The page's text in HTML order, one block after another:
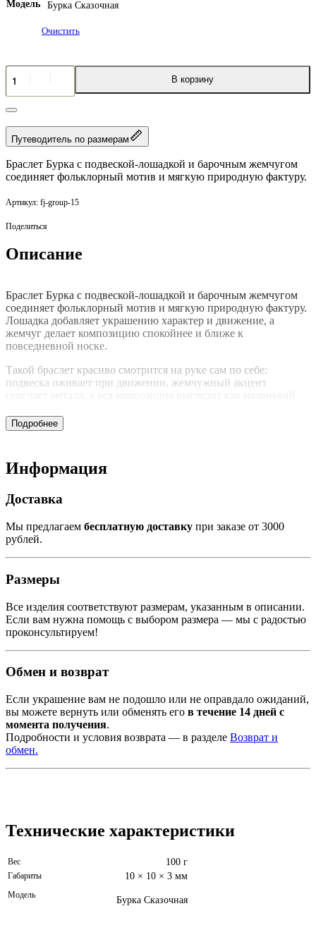
Модель Бурка Сказочная
Очистить
Количество
товара
Браслет
Бурка
подвеской
лошадкой
барочным
жемчугом
В корзину
Путеводитель по размерам
Браслет Бурка с подвеской-лошадкой и барочным жемчугом
соединяет фольклорный мотив и мягкую природную фактуру.
fj-group-15
Поделиться
Описание
Браслет Бурка с подвеской-лошадкой и барочным жемчугом
соединяет фольклорный мотив и мягкую природную фактуру.
Лошадка добавляет украшению характер и движение, а
жемчуг делает композицию спокойнее и ближе к
повседневной носке.
Такой браслет красиво смотрится на руке сам по себе:
подвеска оживает при движении, жемчужный акцент
смягчает металл, а вся композиция выглядит как маленький
платьем или в комплекте с подвесками-лошадками.
FRIDUCHA без лишней театральности.
Информация
Доставка
Мы предлагаем бесплатную доставку при заказе от 3000
рублей.
Размеры
Все изделия соответствуют размерам, указанным в описании.
Если вам нужна помощь с выбором размера — мы с радостью
проконсультируем!
Обмен и возврат
Если украшение вам не подошло или не оправдало ожиданий,
вы можете вернуть или обменять его в течение 14 дней с
момента получения.
Подробности и условия возврата — в разделе Возврат и
обмен.
Технические характеристики
Вес 100 г
Габариты 10 × 10 × 3 мм
Модель Бурка Сказочная